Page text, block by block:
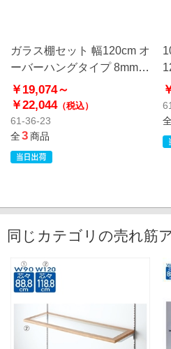
ガラス棚セット 幅120cm オ
ーバーハングタイプ 8mm厚
アンティークゴールド〔ス
トエキオリジナル〕
￥19,074～
￥22,044（税込）
61-36-23
全3商品
同じカテゴリの売れ筋